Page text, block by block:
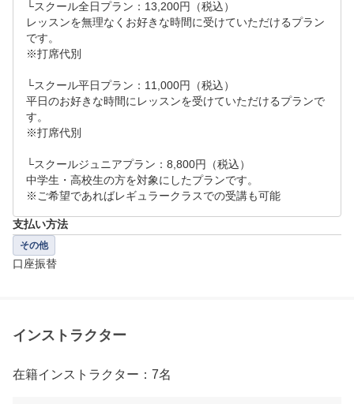
└スクール全日プラン：13,200円（税込）
レッスンを無理なくお好きな時間に受けていただけるプラン
です。
※打席代別
└スクール平日プラン：11,000円（税込）
平日のお好きな時間にレッスンを受けていただけるプランで
す。
※打席代別
└スクールジュニアプラン：8,800円（税込）
中学生・高校生の方を対象にしたプランです。
※ご希望であればレギュラークラスでの受講も可能
支払い方法
その他
口座振替
インストラクター
在籍インストラクター：7名